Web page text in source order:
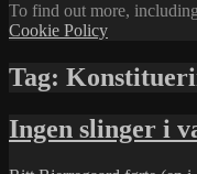
To find out more,
Cookie Policy
Tag:
Ingen slinger i